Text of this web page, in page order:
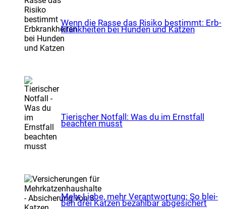
Wenn die Ras­se das Risi­ko bestimmt: Erb­
krank­hei­ten bei Hun­den und Kat­zen
Tie­ri­scher Not­fall: Was du im Ernst­fall
beach­ten musst
Mehr Lie­be, mehr Ver­ant­wor­tung: So blei­
ben drei Kat­zen bezahl­bar abge­si­chert